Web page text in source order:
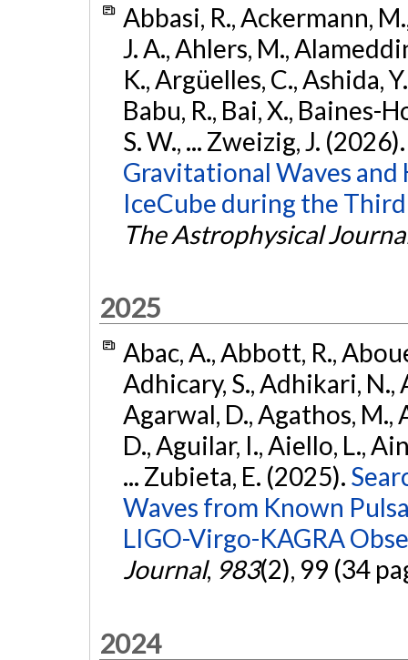
Abbasi, R., Ackermann,
J. A., Ahlers, M.,
K., Argüelles, C., Ashida,
Babu, R., Bai, X., Baines-
S. W., ... Zweizig, J.
Gravitational Waves
IceCube during the
The Astrophysical
2025
Abac, A., Abbott, R.,
Adhicary, S., Adhikari, N.,
Agarwal, D., Agathos, M.,
D., Aguilar, I., Aiello, L.,
... Zubieta, E. (2025).
Waves from Known
LIGO-Virgo-KAGRA
Journal, 983(2), 99 (34
2024